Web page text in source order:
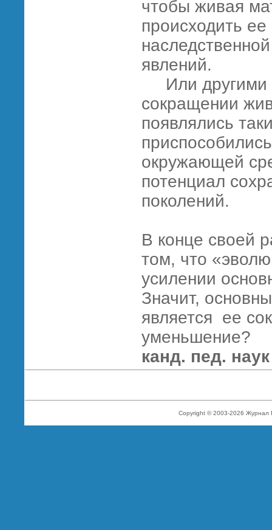
чтобы живая
происходить
явлений.
Или другими
сокращении
появлялись
окружающей
потенциал
поколений.
В конце своей
том, что
усилении
Значит,
является ее
уменьшение?
канд. пед.
Copyright © 2003-2026 Журнал